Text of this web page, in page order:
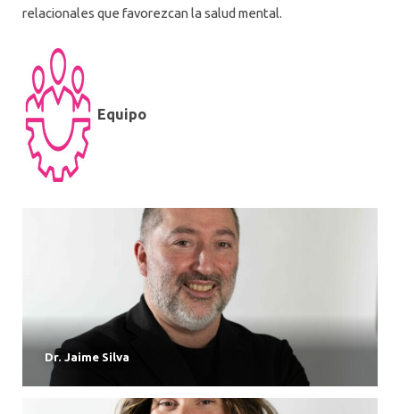
relacionales que favorezcan la salud mental.
Equipo
Dr. Jaime Silva